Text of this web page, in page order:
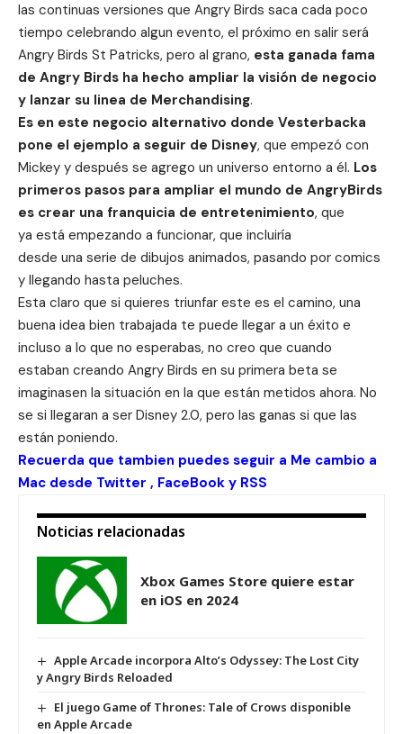
las continuas versiones que Angry Birds saca cada poco
tiempo celebrando algun evento, el próximo en salir será
Angry Birds St Patricks, pero al grano, esta ganada fama
de Angry Birds ha hecho ampliar la visión de negocio
y lanzar su linea de Merchandising.
Es en este negocio alternativo donde Vesterbacka
pone el ejemplo a seguir de Disney, que empezó con
Mickey y después se agrego un universo entorno a él. Los
primeros pasos para ampliar el mundo de AngryBirds
es crear una franquicia de entretenimiento, que
ya está empezando a funcionar, que incluiría
desde una serie de dibujos animados, pasando por comics
y llegando hasta peluches.
Esta claro que si quieres triunfar este es el camino, una
buena idea bien trabajada te puede llegar a un éxito e
incluso a lo que no esperabas, no creo que cuando
estaban creando Angry Birds en su primera beta se
imaginasen la situación en la que están metidos ahora. No
se si llegaran a ser Disney 2.0, pero las ganas si que las
están poniendo.
Recuerda que tambien puedes seguir a Me cambio a
Mac desde Twitter , FaceBook y RSS
Noticias relacionadas
Xbox Games Store quiere estar
en iOS en 2024
Apple Arcade incorpora Alto’s Odyssey: The Lost City
y Angry Birds Reloaded
El juego Game of Thrones: Tale of Crows disponible
en Apple Arcade